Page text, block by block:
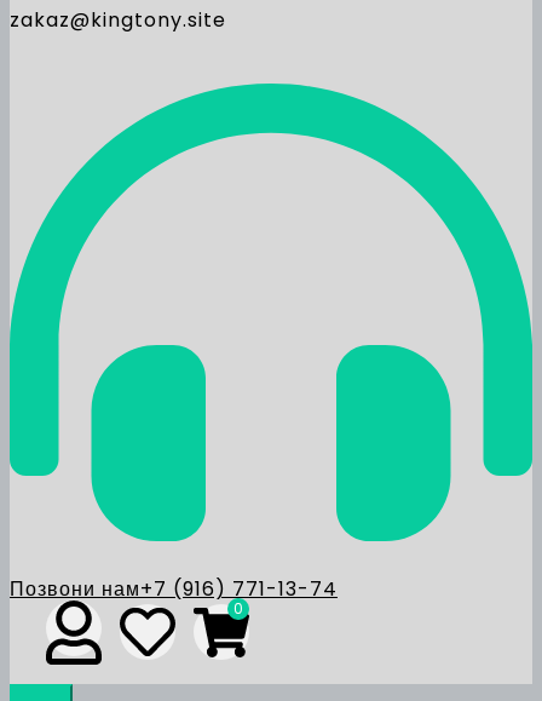
zakaz@kingtony.site
Позвони нам+7 (916) 771-13-74
0